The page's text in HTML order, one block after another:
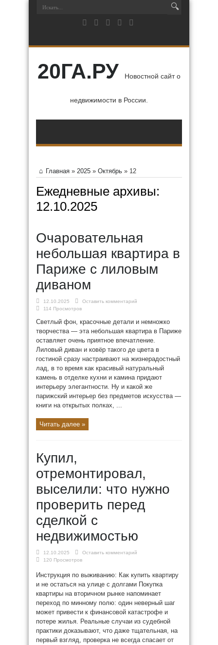
20ГА.РУ Новостной сайт о
недвижимости в России.
Главная » 2025 » Октябрь » 12
Ежедневные архивы:
12.10.2025
Очаровательная
небольшая квартира в
Париже с лиловым
диваном
12.10.2025
Оставить комментарий
114 Просмотров
Светлый фон, красочные детали и немножко
творчества — эта небольшая квартира в Париже
оставляет очень приятное впечатление.
Лиловый диван и ковёр такого де цвета в
гостиной сразу настраивают на жизнерадостный
лад, в то время как красивый натуральный
камень в отделке кухни и камина придают
интерьеру элегантности. Ну и какой же
парижский интерьер без предметов искусства —
книги на открытых полках, ...
Читать далее »
Купил,
отремонтировал,
выселили: что нужно
проверить перед
сделкой с
недвижимостью
12.10.2025
Оставить комментарий
120 Просмотров
Инструкция по выживанию: Как купить квартиру
и не остаться на улице с долгами Покупка
квартиры на вторичном рынке напоминает
переход по минному полю: один неверный шаг
может привести к финансовой катастрофе и
потере жилья. Реальные случаи из судебной
практики доказывают, что даже тщательная, на
первый взгляд, проверка не всегда спасает от